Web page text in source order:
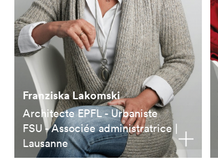
Franziska Lakomski
Architecte EPFL - Urbaniste
FSU - Associée administratrice |
Lausanne